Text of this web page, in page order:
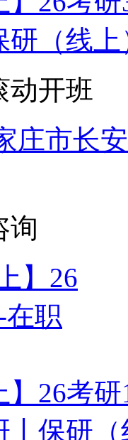
研（线
动开班
庄市长
询
26考
丨保研